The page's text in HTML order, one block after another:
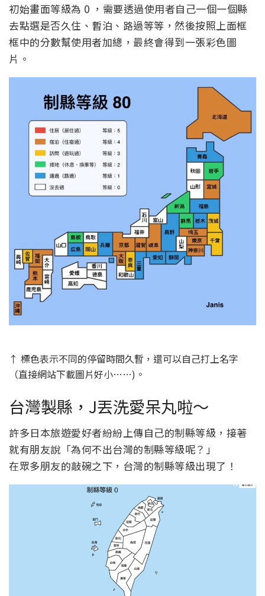
初始畫面等級為 0 ，需要透過使用者自己一個一個縣
去點選是否久住、暫泊、路過等等，然後按照上面框
框中的分數幫使用者加總，最終會得到一張彩色圖
片。
↑ 標色表示不同的停留時間久暫，還可以自己打上名字
（直接網站下載圖片好小……)。
台灣製縣，J丟洗愛呆丸啦～
許多日本旅遊愛好者紛紛上傳自己的制縣等級，接著
就有朋友說「為何不出台灣的制縣等級呢？」
在眾多朋友的敲碗之下，台灣的制縣等級出現了！